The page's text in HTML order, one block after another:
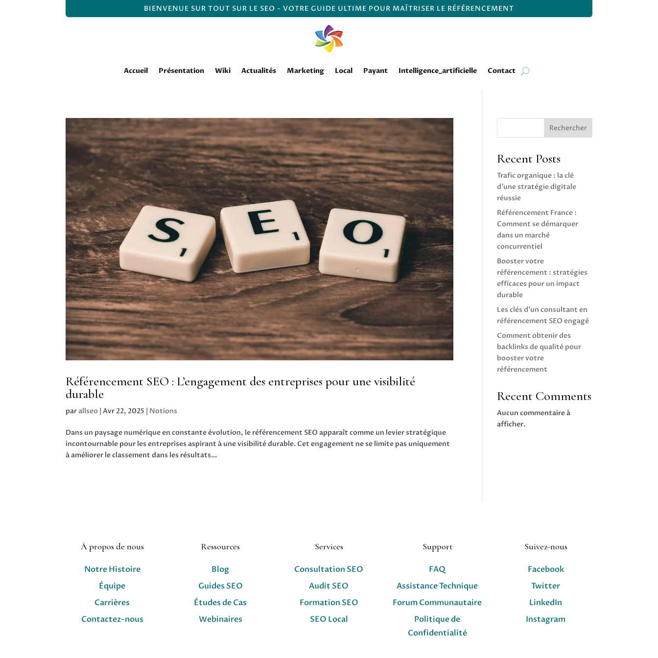
BIENVENUE SUR TOUT SUR LE SEO - VOTRE GUIDE ULTIME POUR MAÎTRISER LE RÉFÉRENCEMENT
Accueil Présentation Wiki Actualités Marketing Local Payant Intelligence_artificielle Contact
Référencement SEO : L’engagement des entreprises pour une visibilité
durable
parallseo |Avr 22, 2025 | Notions
Dans un paysage numérique en constante évolution, le référencement SEO apparaît comme un levier stratégique
incontournable pour les entreprises aspirant à une visibilité durable. Cet engagement ne se limite pas uniquement
à améliorer le classement dans les résultats...
Rechercher
Recent Posts
Trafic organique : la clé
d’une stratégie digitale
réussie
Référencement France :
Comment se démarquer
dans un marché
concurrentiel
Booster votre
référencement : stratégies
efficaces pour un impact
durable
Les clés d’un consultant en
référencement SEO engagé
Comment obtenir des
backlinks de qualité pour
booster votre
référencement
Recent Comments
Aucun commentaire à
afficher.
À propos de nous
Notre Histoire
Équipe
Carrières
Contactez-nous
Ressources
Blog
Guides SEO
Études de Cas
Webinaires
Services
Consultation SEO
Audit SEO
Formation SEO
SEO Local
Support
FAQ
Assistance Technique
Forum Communautaire
Politique de
Confidentialité
Suivez-nous
Facebook
Twitter
LinkedIn
Instagram